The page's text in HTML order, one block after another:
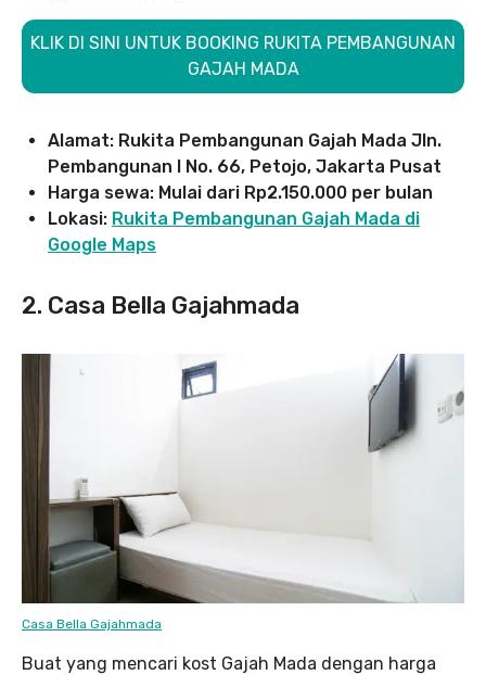
KLIK DI SINI UNTUK BOOKING RUKITA PEMBANGUNAN
GAJAH MADA
Alamat: Rukita Pembangunan Gajah Mada Jln.
Pembangunan I No. 66, Petojo, Jakarta Pusat
Harga sewa: Mulai dari Rp2.150.000 per bulan
Lokasi: Rukita Pembangunan Gajah Mada di
Google Maps
2. Casa Bella Gajahmada
Casa Bella Gajahmada
Buat yang mencari kost Gajah Mada dengan harga